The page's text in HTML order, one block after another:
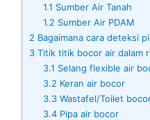
1.1 Sumber Air Tanah
1.2 Sumber Air PDAM
2 Bagaimana cara deteksi
3 Titik titik bocor air dalam
3.1 Selang flexible air
3.2 Keran air bocor
3.3Wastafel/Toilet
3.4Pipa air bocor